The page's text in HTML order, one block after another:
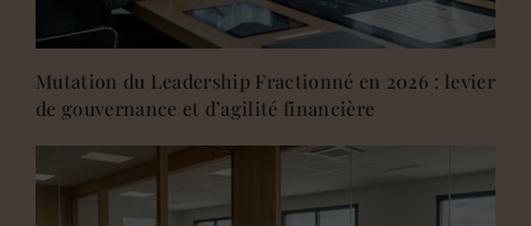
Mutation du Leadership Fractionné en 2026 : levier
de gouvernance et d’agilité financière